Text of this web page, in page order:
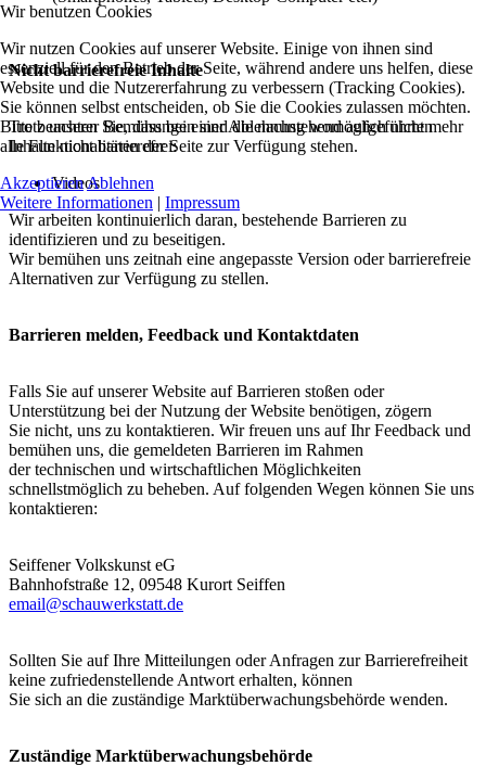
Nicht barrierefreie Inhalte
Trotz unserer Bemühungen sind die nachstehend aufgeführten
Inhalte nicht barrierefrei:
Videos
Wir arbeiten kontinuierlich daran, bestehende Barrieren zu
identifizieren und zu beseitigen.
Wir bemühen uns zeitnah eine angepasste Version oder barrierefreie
Alternativen zur Verfügung zu stellen.
Barrieren melden, Feedback und Kontaktdaten
Falls Sie auf unserer Website auf Barrieren stoßen oder
Unterstützung bei der Nutzung der Website benötigen, zögern
Sie nicht, uns zu kontaktieren. Wir freuen uns auf Ihr Feedback und
bemühen uns, die gemeldeten Barrieren im Rahmen
der technischen und wirtschaftlichen Möglichkeiten
schnellstmöglich zu beheben. Auf folgenden Wegen können Sie uns
kontaktieren:
Seiffener Volkskunst eG
Bahnhofstraße 12, 09548 Kurort Seiffen
email@schauwerkstatt.de
Sollten Sie auf Ihre Mitteilungen oder Anfragen zur Barrierefreiheit
keine zufriedenstellende Antwort erhalten, können
Sie sich an die zuständige Marktüberwachungsbehörde wenden.
Zuständige Marktüberwachungsbehörde
Wir benutzen Cookies
Wir nutzen Cookies auf unserer Website. Einige von ihnen sind
essenziell für den Betrieb der Seite, während andere uns helfen, diese
Website und die Nutzererfahrung zu verbessern (Tracking Cookies).
Sie können selbst entscheiden, ob Sie die Cookies zulassen möchten.
Bitte beachten Sie, dass bei einer Ablehnung womöglich nicht mehr
alle Funktionalitäten der Seite zur Verfügung stehen.
AkzeptierenAblehnen
Weitere Informationen | Impressum